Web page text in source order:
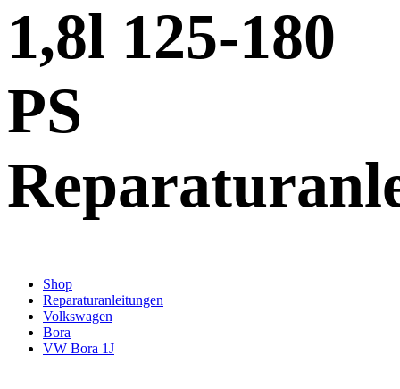
1,8l 125-180
PS
Shop
Reparaturanleitungen
Volkswagen
Bora
VW Bora 1J